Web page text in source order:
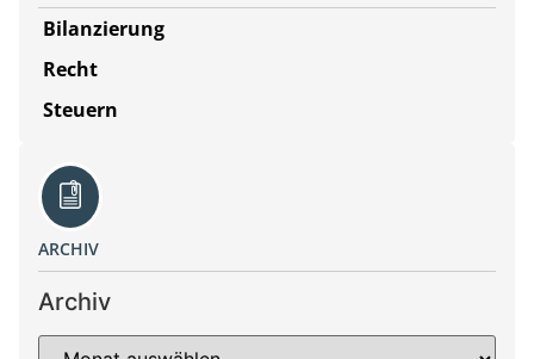
Bilanzierung
Recht
Steuern
ARCHIV
Archiv